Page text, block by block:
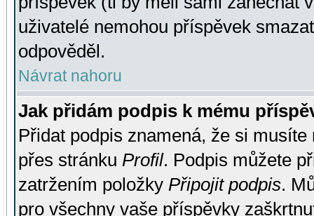
uživatelé nemohou příspěvek
odpověděl.
Návrat nahoru
Jak přidám podpis k mému
Přidat podpis znamená, že si
přes stránku Profil. Podpis můžete
zatržením položky Připojit podpis.
pro všechny vaše příspěvky